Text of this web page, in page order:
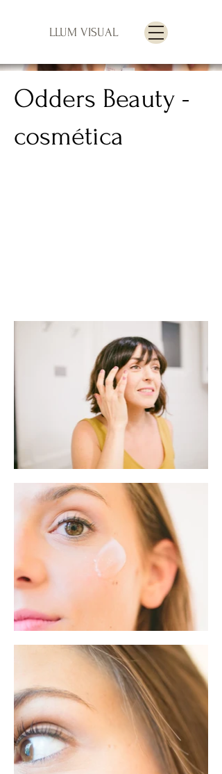
LLUM VISUAL
Odders Beauty -
cosmética